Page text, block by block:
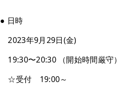
● 日時
2023年9月29日(金)
19:30〜20:30 （開始時間厳守）
☆受付 19:00～